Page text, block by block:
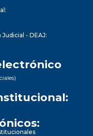
- DEAJ: